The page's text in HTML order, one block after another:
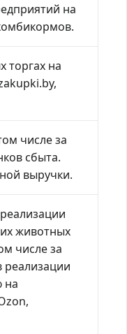
на
торгах на
числе за
сбыта.
выручки.
животных
числе за
реализации
на